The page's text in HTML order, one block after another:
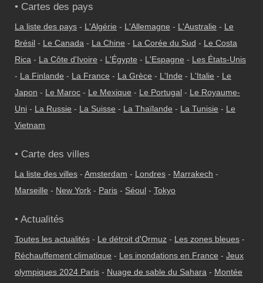
• Cartes des pays
La liste des pays - L'Algérie - L'Allemagne - L'Australie - Le
Brésil - Le Canada - La Chine - La Corée du Sud - Le Costa
Rica - La Côte d'Ivoire - L'Égypte - L'Espagne - Les États-Unis
- La Finlande - La France - La Grèce - L'Inde - L'Italie - Le
Japon - Le Maroc - Le Mexique - Le Portugal - Le Royaume-
Uni - La Russie - La Suisse - La Thaïlande - La Tunisie - Le
Vietnam
• Carte des villes
La liste des villes - Amsterdam - Londres - Marrakech -
Marseille - New York - Paris - Séoul - Tokyo
• Actualités
Toutes les actualités - Le détroit d'Ormuz - Les zones bleues -
Réchauffement climatique - Les inondations en France - Jeux
olympiques 2024 Paris - Nuage de sable du Sahara - Montée